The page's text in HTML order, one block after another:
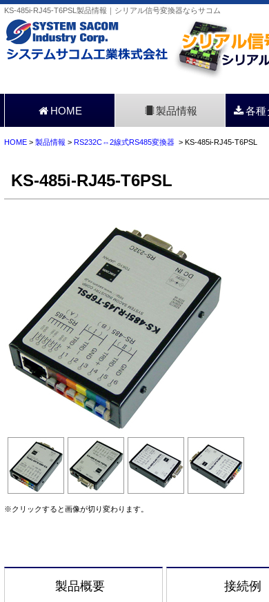
KS-485i-RJ45-T6PSL製品情報｜シリアル信号変換器ならサコム
HOME 製品情報 各種
HOME > 製品情報 > RS232C⇔2線式RS485変換器 > KS-485i-RJ45-T6PSL
KS-485i-RJ45-T6PSL
※クリックすると画像が切り変わります。
製品概要 接続例